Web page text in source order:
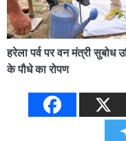
हरेला पर्व पर वन मंत्री सुबोध
के पौधे का रोपण